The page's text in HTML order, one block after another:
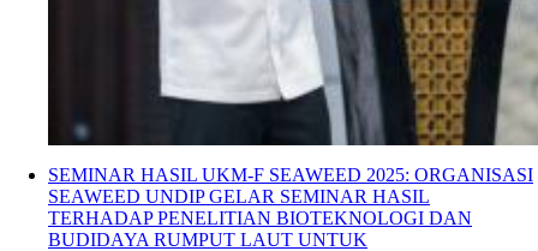
SEMINAR HASIL UKM-F SEAWEED 2025: ORGANISASI
SEAWEED UNDIP GELAR SEMINAR HASIL
TERHADAP PENELITIAN BIOTEKNOLOGI DAN
BUDIDAYA RUMPUT LAUT UNTUK